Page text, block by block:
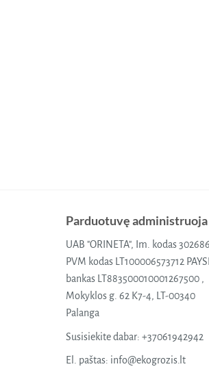
Parduotuvę administruoja
UAB "ORINETA", Im. kodas
PVM kodas LT100006573712
bankas LT883500010001267500 ,
Mokyklos g. 62 K7-4, LT-00340
Palanga
Susisiekite dabar: +37061942942
El. paštas: info@ekogrozis.lt